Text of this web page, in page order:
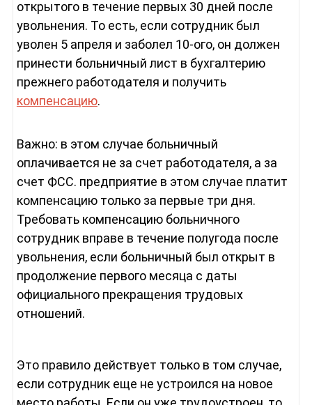
открытого в течение первых 30 дней после
увольнения. То есть, если сотрудник был
уволен 5 апреля и заболел 10-ого, он должен
принести больничный лист в бухгалтерию
прежнего работодателя и получить
компенсацию.
Важно: в этом случае больничный
оплачивается не за счет работодателя, а за
счет ФСС. предприятие в этом случае платит
компенсацию только за первые три дня.
Требовать компенсацию больничного
сотрудник вправе в течение полугода после
увольнения, если больничный был открыт в
продолжение первого месяца с даты
официального прекращения трудовых
отношений.
Это правило действует только в том случае,
если сотрудник еще не устроился на новое